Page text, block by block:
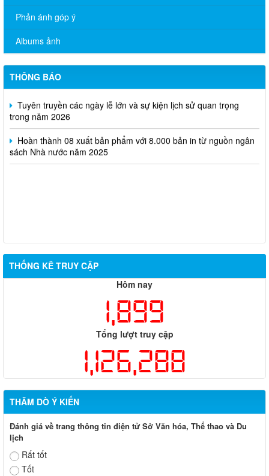
Phản ánh góp ý
Albums ảnh
THÔNG BÁO
Quyết định thu hồi Giấy phép kinh doanh dịch vụ lữ hành nội
địa
Bộ Văn hóa, Thể thao và Du lịch ban hành Quyết định công bố
mẫu thẻ nhà báo sử dụng trong nhiệm kỳ 2026 - 2030
Tuyên truyền các ngày lễ lớn và sự kiện lịch sử quan trọng
trong năm 2026
Hoàn thành 08 xuất bản phẩm với 8.000 bản in từ nguồn ngân
sách Nhà nước năm 2025
THỐNG KÊ TRUY CẬP
Hôm nay
1,899
Tổng lượt truy cập
1,126,288
THĂM DÒ Ý KIẾN
Đánh giá về trang thông tin điện tử Sở Văn hóa, Thể thao và Du
lịch
Rất tốt
Tốt